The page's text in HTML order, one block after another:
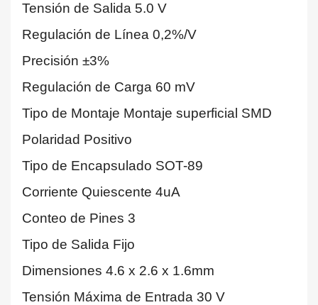
Tensión de Salida 5.0 V
Regulación de Línea 0,2%/V
Precisión ±3%
Regulación de Carga 60 mV
Tipo de Montaje Montaje superficial SMD
Polaridad Positivo
Tipo de Encapsulado SOT-89
Corriente Quiescente 4uA
Conteo de Pines 3
Tipo de Salida Fijo
Dimensiones 4.6 x 2.6 x 1.6mm
Tensión Máxima de Entrada 30 V